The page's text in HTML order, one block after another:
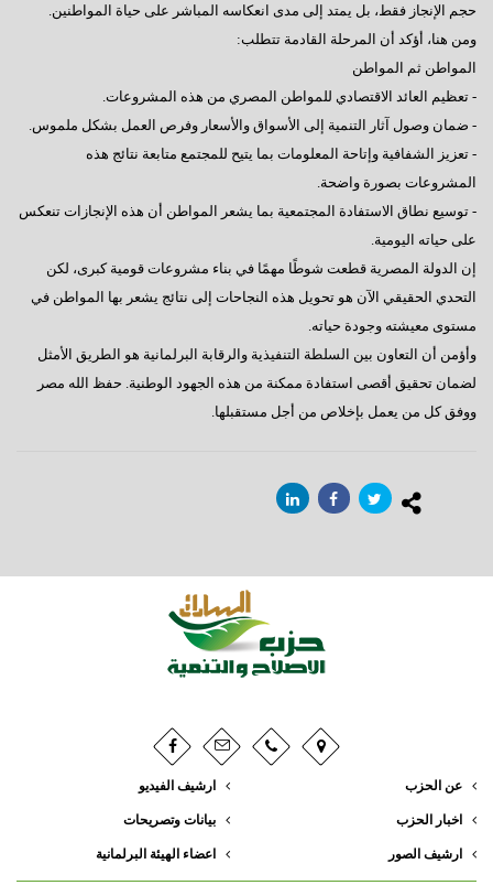
حجم الإنجاز فقط، بل يمتد إلى مدى انعكاسه المباشر على حياة المواطنين.
ومن هنا، أؤكد أن المرحلة القادمة تتطلب:
المواطن ثم المواطن
- تعظيم العائد الاقتصادي للمواطن المصري من هذه المشروعات.
- ضمان وصول آثار التنمية إلى الأسواق والأسعار وفرص العمل بشكل ملموس.
- تعزيز الشفافية وإتاحة المعلومات بما يتيح للمجتمع متابعة نتائج هذه
المشروعات بصورة واضحة.
- توسيع نطاق الاستفادة المجتمعية بما يشعر المواطن أن هذه الإنجازات تنعكس
على حياته اليومية.
إن الدولة المصرية قطعت شوطًا مهمًا في بناء مشروعات قومية كبرى، لكن
التحدي الحقيقي الآن هو تحويل هذه النجاحات إلى نتائج يشعر بها المواطن في
مستوى معيشته وجودة حياته.
وأؤمن أن التعاون بين السلطة التنفيذية والرقابة البرلمانية هو الطريق الأمثل
لضمان تحقيق أقصى استفادة ممكنة من هذه الجهود الوطنية. حفظ الله مصر
ووفق كل من يعمل بإخلاص من أجل مستقبلها.
عن الحزب
اخبار الحزب
ارشيف الصور
ارشيف الفيديو
بيانات وتصريحات
اعضاء الهيئة البرلمانية